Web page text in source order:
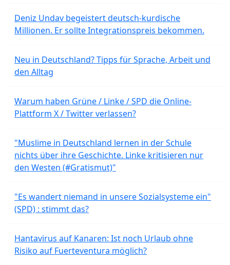
Deniz Undav begeistert deutsch-kurdische
Millionen. Er sollte Integrationspreis bekommen.
Neu in Deutschland? Tipps für Sprache, Arbeit und
den Alltag
Warum haben Grüne / Linke / SPD die Online-
Plattform X / Twitter verlassen?
"Muslime in Deutschland lernen in der Schule
nichts über ihre Geschichte. Linke kritisieren nur
den Westen (#Gratismut)"
"Es wandert niemand in unsere Sozialsysteme ein"
(SPD) : stimmt das?
Hantavirus auf Kanaren: Ist noch Urlaub ohne
Risiko auf Fuerteventura möglich?